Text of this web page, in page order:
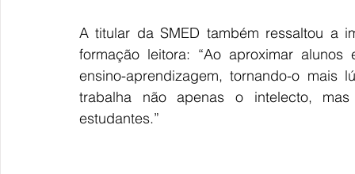
A titular da SMED também ressaltou a
formação leitora: “Ao aproximar
ensino-aprendizagem, tornando-o mais
trabalha não apenas o intelecto,
estudantes.”